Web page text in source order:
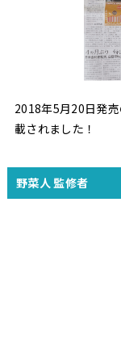
2018年5月20日発
載されました！
野菜人 監修者